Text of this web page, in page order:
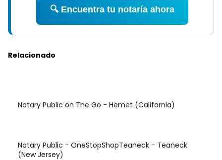
🔍 Encuentra tu notaría ahora
Relacionado
Notary Public on The Go - Hemet (California)
Notary Public - OneStopShopTeaneck - Teaneck
(New Jersey)